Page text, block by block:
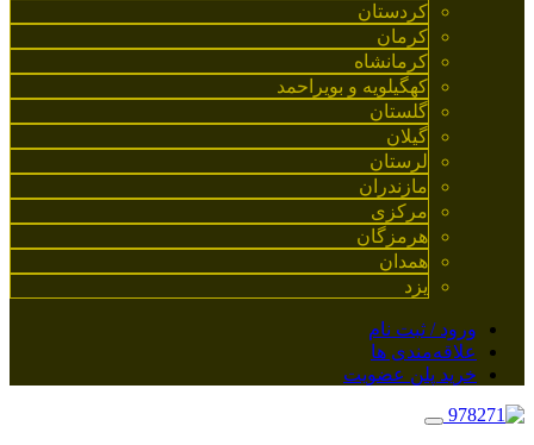
کردستان
کرمان
کرمانشاه
کهگیلویه و بویراحمد
گلستان
گیلان
لرستان
مازندران
مرکزی
هرمزگان
همدان
یزد
ورود / ثبت نام
علاقه‌مندی ها
خرید پلن عضویت